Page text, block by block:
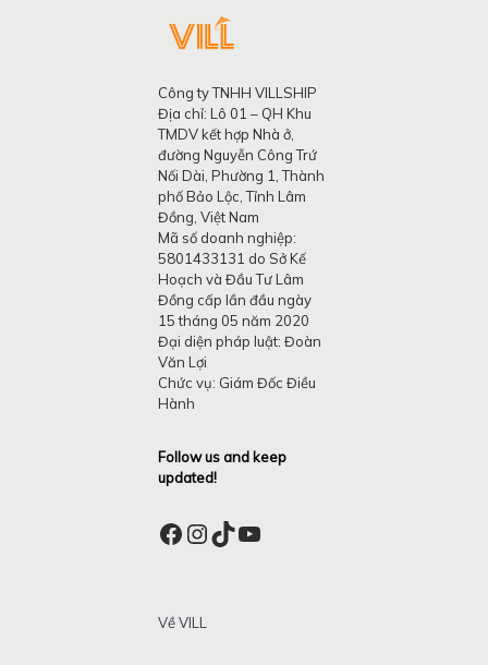
Công ty TNHH VILLSHIP
Địa chỉ: Lô 01 – QH Khu
TMDV kết hợp Nhà ở,
đường Nguyễn Công Trứ
Nối Dài, Phường 1, Thành
phố Bảo Lộc, Tỉnh Lâm
Đồng, Việt Nam
Mã số doanh nghiệp:
5801433131 do Sở Kế
Hoạch và Đầu Tư Lâm
Đồng cấp lần đầu ngày
15 tháng 05 năm 2020
Đại diện pháp luật: Đoàn
Văn Lợi
Chức vụ: Giám Đốc Điều
Hành
Follow us and keep
updated!
Facebook
Instagram
TikTok
YouTube
Về VILL